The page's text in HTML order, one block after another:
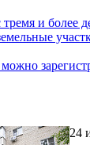
и более
24